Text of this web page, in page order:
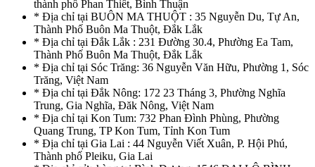
thành phố Phan Thiết, Bình Thuận
* Địa chỉ tại BUÔN MA THUỘT : 35 Nguyễn Du, Tự An,
Thành Phố Buôn Ma Thuột, Đắk Lắk
* Địa chỉ tại Đắk Lắk : 231 Đường 30.4, Phường Ea Tam,
Thành Phố Buôn Ma Thuột, Đắk Lắk
* Địa chỉ tại Sóc Trăng: 36 Nguyễn Văn Hữu, Phường 1, Sóc
Trăng, Việt Nam
* Địa chỉ tại Đắk Nông: 172 23 Tháng 3, Phường Nghĩa
Trung, Gia Nghĩa, Đăk Nông, Việt Nam
* Địa chỉ tại Kon Tum: 732 Phan Đình Phùng, Phường
Quang Trung, TP Kon Tum, Tỉnh Kon Tum
* Địa chỉ tại Gia Lai : 44 Nguyễn Viết Xuân, P. Hội Phú,
Thành phố Pleiku, Gia Lai